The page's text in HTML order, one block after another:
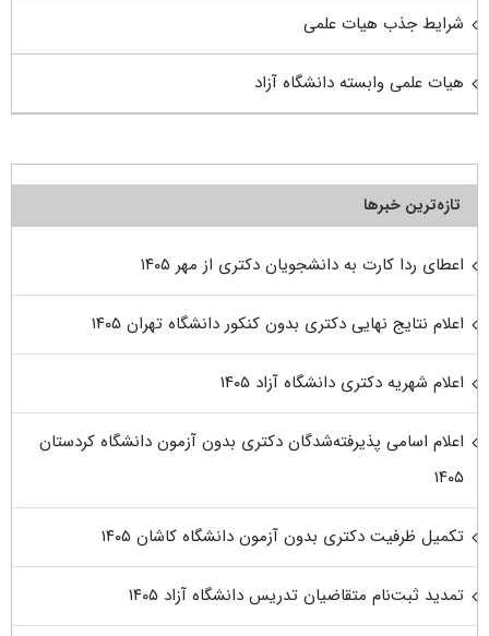
شرایط جذب هیات علمی
هیات علمی وابسته دانشگاه آزاد
تازه‌ترین خبرها
اعطای ردا کارت به دانشجویان دکتری از مهر ۱۴۰۵
اعلام نتایج نهایی دکتری بدون کنکور دانشگاه تهران ۱۴۰۵
اعلام شهریه دکتری دانشگاه آزاد ۱۴۰۵
اعلام اسامی پذیرفته‌شدگان دکتری بدون آزمون دانشگاه کردستان
۱۴۰۵
تکمیل ظرفیت دکتری بدون آزمون دانشگاه کاشان ۱۴۰۵
تمدید ثبت‌نام متقاضیان تدریس دانشگاه آزاد ۱۴۰۵